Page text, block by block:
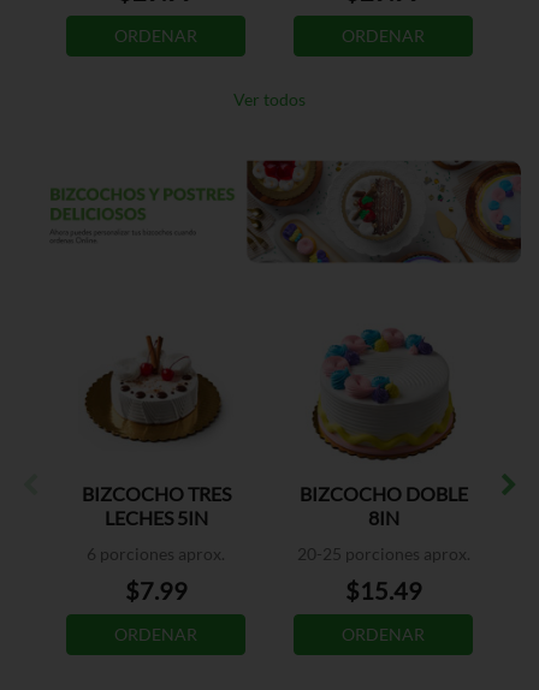
ORDENAR ORDENAR
Ver todos
BIZCOCHO TRES
LECHES 5IN
6 porciones aprox.
$7.99
ORDENAR
BIZCOCHO DOBLE
8IN
20-25 porciones aprox.
$15.49
ORDENAR